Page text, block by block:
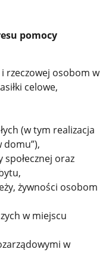
pomocy
rzeczowej osobom w
celowe,
(w tym realizacja
domu”),
oraz
żywności osobom
w miejscu
w